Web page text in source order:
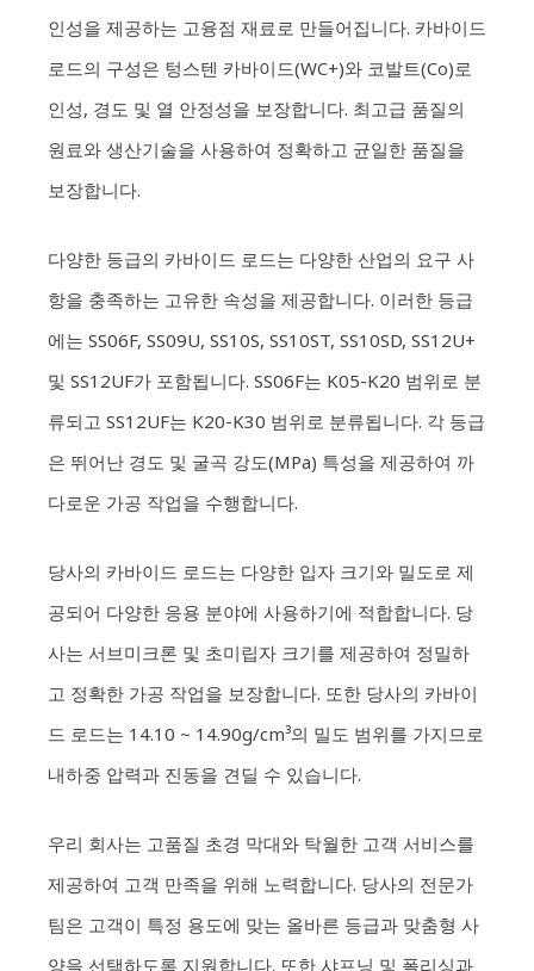
인성을 제공하는 고융점 재료로 만들어집니다. 카바이드
로드의 구성은 텅스텐 카바이드(WC+)와 코발트(Co)로
인성, 경도 및 열 안정성을 보장합니다. 최고급 품질의
원료와 생산기술을 사용하여 정확하고 균일한 품질을
보장합니다.
다양한 등급의 카바이드 로드는 다양한 산업의 요구 사
항을 충족하는 고유한 속성을 제공합니다. 이러한 등급
에는 SS06F, SS09U, SS10S, SS10ST, SS10SD, SS12U+
및 SS12UF가 포함됩니다. SS06F는 K05-K20 범위로 분
류되고 SS12UF는 K20-K30 범위로 분류됩니다. 각 등급
은 뛰어난 경도 및 굴곡 강도(MPa) 특성을 제공하여 까
다로운 가공 작업을 수행합니다.
당사의 카바이드 로드는 다양한 입자 크기와 밀도로 제
공되어 다양한 응용 분야에 사용하기에 적합합니다. 당
사는 서브미크론 및 초미립자 크기를 제공하여 정밀하
고 정확한 가공 작업을 보장합니다. 또한 당사의 카바이
드 로드는 14.10 ~ 14.90g/cm³의 밀도 범위를 가지므로
내하중 압력과 진동을 견딜 수 있습니다.
우리 회사는 고품질 초경 막대와 탁월한 고객 서비스를
제공하여 고객 만족을 위해 노력합니다. 당사의 전문가
팀은 고객이 특정 용도에 맞는 올바른 등급과 맞춤형 사
양을 선택하도록 지원합니다. 또한 샤프닝 및 폴리싱과